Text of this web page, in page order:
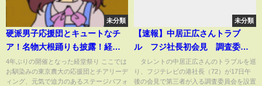
未分類
硬派男子応援団とキュートなチ
ア！名物大根踊りも披露！経堂
まつり2023
4年ぶりの開催となった経堂祭り ここでは
お馴染みの東京農大の応援団とチアリーデ
ィング、元気で迫力のあるステージパフォ
未分類
【速報】中居正広さんトラブ
ル フジ社長初会見 調査委設
置へ【スーパーJチャンネル】
(2025年1月17日)
タレントの中居正広さんのトラブルを巡
り、フジテレビの港社長（72）が17日午
後の会見で第三者が入る調査委員会を設置